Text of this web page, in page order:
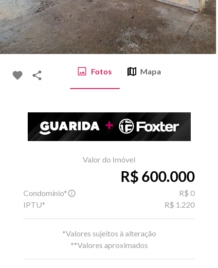
Fotos Mapa
Valor do Imóvel
R$ 600.000
Condomínio*
R$ 0
IPTU*
R$ 1.220
*Valores sujeitos à alteração
**Valores aproximados